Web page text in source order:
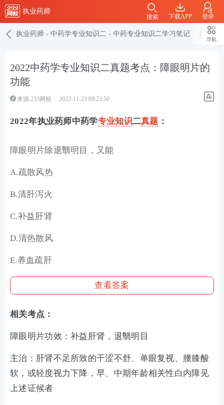
执业药师
下载APP 登录
搜索
执业药师 - 中药学专业知识二 - 中药专业知识二学习笔记
导航
2022中药学专业知识二真题考点：障眼明片的
功能
来源:233网校 2022-11-23 09:23:50
2022年执业药师中药学专业知识二真题 ：
障眼明片除退翳明目，又能
A.疏散风热
B.清肝泻火
C.补益肝肾
D.清热散风
E.养血疏肝
查看答案
相关考点：
障眼明片功效：补益肝肾，退翳明目
主治：肝肾不足所致的干涩不舒、单眼复视、腰膝酸
软，或轻度视力下降，早、中期年龄相关性白内障见
上述证候者